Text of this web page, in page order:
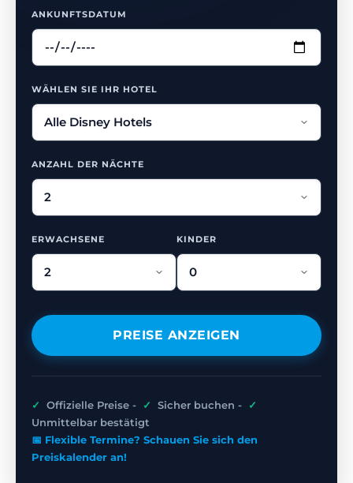
ANKUNFTSDATUM
WÄHLEN SIE IHR HOTEL
ANZAHL DER NÄCHTE
ERWACHSENE KINDER
PREISE ANZEIGEN
✓ Offizielle Preise - ✓ Sicher buchen -
✓
Unmittelbar bestätigt
📅 Flexible Termine? Schauen Sie sich den
Preiskalender an!